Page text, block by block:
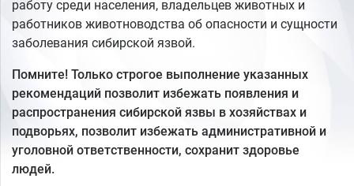
работу среди населения, владельцев животных и
работников животноводства об опасности и сущности
заболевания сибирской язвой.
Помните! Только строгое выполнение указанных
рекомендаций позволит избежать появления и
распространения сибирской язвы в хозяйствах и
подворьях, позволит избежать административной и
уголовной ответственности, сохранит здоровье
людей.